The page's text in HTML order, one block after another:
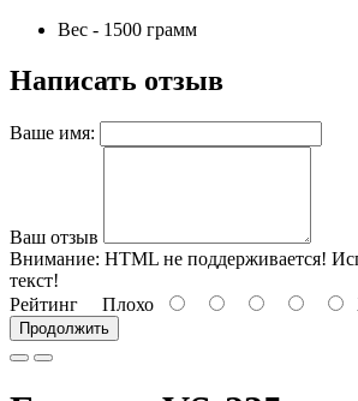
Вес - 1500 грамм
Написать отзыв
Ваше имя:
Ваш отзыв
Внимание: HTML не поддерживается!
текст!
Рейтинг Плохо
Продолжить